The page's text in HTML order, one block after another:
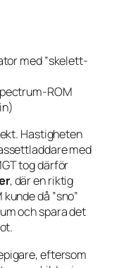
med ”skelett-
ROM
Hastigheten
med
tog därför
, där en riktig
då ”sno”
och spara det
eftersom